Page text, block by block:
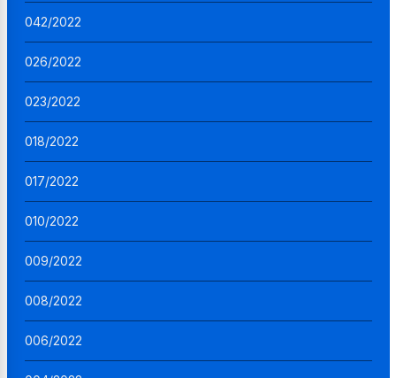
042/2022
026/2022
023/2022
018/2022
017/2022
010/2022
009/2022
008/2022
006/2022